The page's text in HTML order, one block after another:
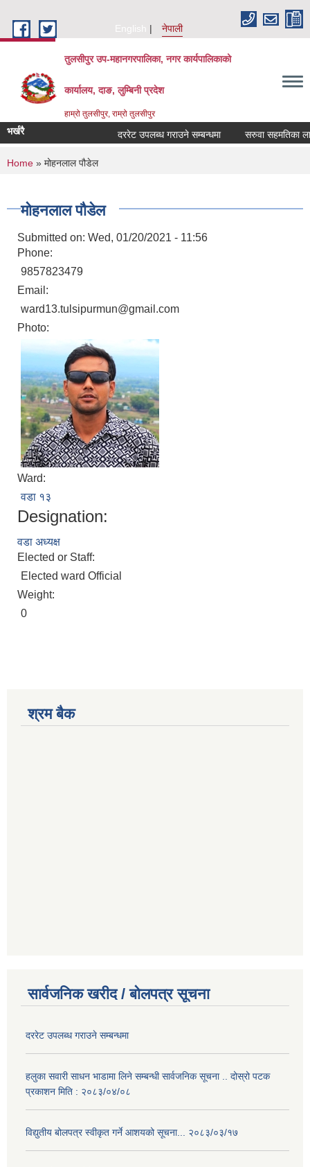
English
नेपाली
तुलसीपुर उप-महानगरपालिका, नगर कार्यपालिकाको
कार्यालय, दाङ, लुम्बिनी प्रदेश
हाम्रो तुलसीपुर, राम्रो तुलसीपुर
भर्खरै दररेट उपलब्ध गराउने सम्बन्धमा सरुवा सहमतिका
You are here
Home » मोहनलाल पौडेल
मोहनलाल पौडेल
Submitted on: Wed, 01/20/2021 - 11:56
Phone:
9857823479
Email:
ward13.tulsipurmun@gmail.com
Photo:
Ward:
वडा १३
Designation:
वडा अध्यक्ष
Elected or Staff:
Elected ward Official
Weight:
0
श्रम बैक
सार्वजनिक खरीद / बोलपत्र सूचना
दररेट उपलब्ध गराउने सम्बन्धमा
हलुका सवारी साधन भाडामा लिने सम्बन्धी सार्वजनिक सूचना .. दोस्रो पटक
प्रकाशन मिति : २०८३/०४/०८
विद्युतीय बोलपत्र स्वीकृत गर्ने आशयको सूचना... २०८३/०३/१७